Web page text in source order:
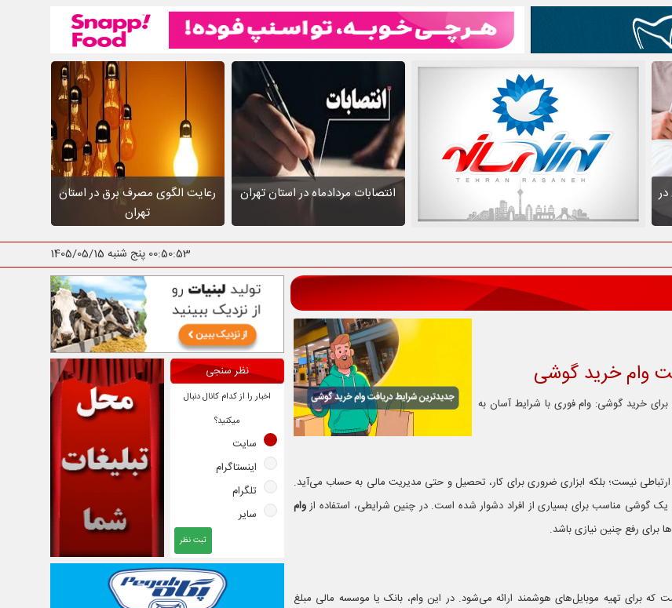
در
انتصابات مردادماه در استان تهران
رعایت الگوی مصرف برق در استان
تهران
00:50:54 پنج شنبه 1405/05/15
وام خرید گوشی
خرید گوشی: وام فوری با شرایط آسان به
نیست؛ بلکه ابزاری ضروری برای کار، تحصیل و حتی مدیریت مالی به حساب می‌آید.
یک گوشی مناسب برای بسیاری از افراد دشوار شده است. در چنین شرایطی، استفاده ازوام
برای رفع چنین نیازی باشد.
که برای تهیه موبایل‌های هوشمند ارائه می‌شود. در این وام، بانک یا موسسه مالی مبلغ
نظر سنجی
اخبار را از کدام کانال دنبال
میکنید؟
سایت
اینستاگرام
تلگرام
سایر
ثبت نظر